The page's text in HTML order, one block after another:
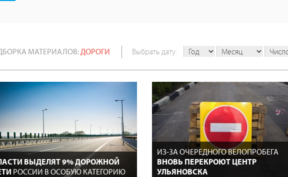
МАТЕРИАЛОВ:ДОРОГИ Выбрать дату:
ВЫДЕЛЯТ 9% ДОРОЖНОЙ
РОССИИ В ОСОБУЮ КАТЕГОРИЮ
ИЗ-ЗА ОЧЕРЕДНОГО ВЕЛОПРОБЕГА
ВНОВЬ ПЕРЕКРОЮТ ЦЕНТР
УЛЬЯНОВСКА